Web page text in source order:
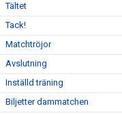
Tältet
Tack!
Matchtröjor
Avslutning
Inställd träning
Biljetter dammatchen